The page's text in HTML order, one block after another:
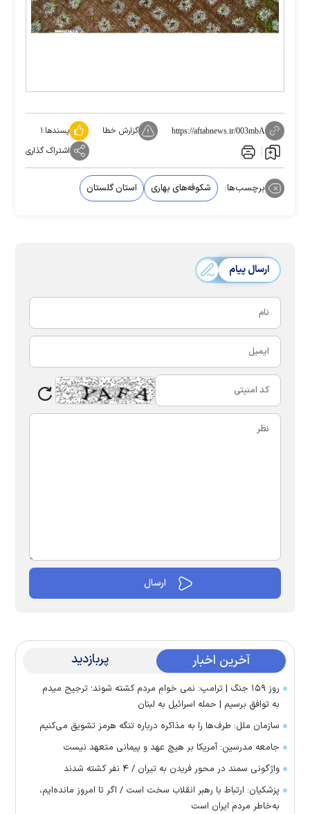
https://aftabnews.ir/003mbA گزارش خطا پسندها:۱
اشتراک گذاری
برچسب‌ها: شکوفه‌های بهاری استان گلستان
ارسال پیام
آخرین اخبار پربازدید
روز ۱۵۹ جنگ | ترامپ: نمی خوام مردم کشته شوند؛ ترجیح میدم
به توافق برسیم | حمله اسرائیل به لبنان
سازمان ملل: طرف‌ها را به مذاکره درباره تنگه هرمز تشویق می‌کنیم
جامعه مدرسین: آمریکا بر هیچ عهد و پیمانی متعهد نیست
واژگونی سمند در محور فریدن به تیران / ۴ نفر کشته شدند
پزشکیان: ارتباط با رهبر انقلاب سخت است / اگر تا امروز مانده‌ایم،
به‌خاطر مردم ایران است